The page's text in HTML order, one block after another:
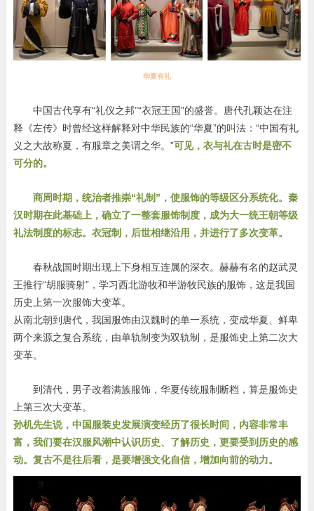
华夏有礼
中国古代享有“礼仪之邦”“衣冠王国”的盛誉。唐代孔颖达在注
释《左传》时曾经这样解释对中华民族的“华夏”的叫法：“中国有礼
义之大故称夏，有服章之美谓之华。”可见，衣与礼在古时是密不
可分的。
商周时期，统治者推崇“礼制”，使服饰的等级区分系统化。秦
汉时期在此基础上，确立了一整套服饰制度，成为大一统王朝等级
礼法制度的标志。衣冠制，后世相继沿用，并进行了多次变革。
春秋战国时期出现上下身相互连属的深衣。赫赫有名的赵武灵
王推行“胡服骑射”，学习西北游牧和半游牧民族的服饰，这是我国
历史上第一次服饰大变革。
从南北朝到唐代，我国服饰由汉魏时的单一系统，变成华夏、鲜卑
两个来源之复合系统，由单轨制变为双轨制，是服饰史上第二次大
变革。
到清代，男子改着满族服饰，华夏传统服制断档，算是服饰史
上第三次大变革。
孙机先生说，中国服装史发展演变经历了很长时间，内容非常丰
富，我们要在汉服风潮中认识历史、了解历史，更要受到历史的感
动。复古不是往后看，是要增强文化自信，增加向前的动力。